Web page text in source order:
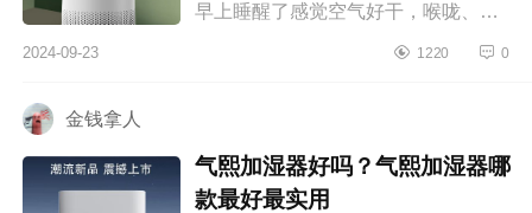
早上睡醒了感觉空气好干，喉咙、鼻
子呼哧呼哧的睡不踏实，早上醒了吧
2024-09-23 1220 0
金钱拿人
气熙加湿器好吗？气熙加湿器哪
款最好最实用